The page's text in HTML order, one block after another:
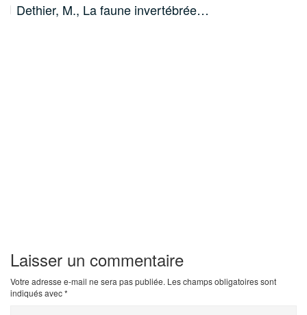
Dethier, M., La faune invertébrée…
Laisser un commentaire
Votre adresse e-mail ne sera pas publiée. Les champs obligatoires sont
indiqués avec*